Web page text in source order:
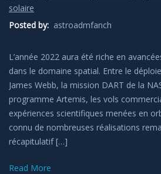
solaire
Posted by: astroadmfanch
L’année 2022 aura été riche en
dans le domaine spatial. Entre le
James Webb, la mission DART de la
programme Artemis, les vols
expériences scientifiques menées en
connu de nombreuses réalisations
récapitulatif […]
Read More